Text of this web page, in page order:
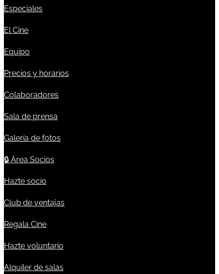
Especiales
El Cine
Equipo
Precios y horarios
Colaboradores
Sala de prensa
Galería de fotos
🔒 Área Socios
Hazte socio
Club de ventajas
Regala Cine
Hazte voluntario
Alquiler de salas